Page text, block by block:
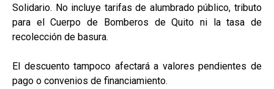
Solidario. No incluye tarifas de alumbrado público, tributo
para el Cuerpo de Bomberos de Quito ni la tasa de
recolección de basura.
El descuento tampoco afectará a valores pendientes de
pago o convenios de financiamiento.